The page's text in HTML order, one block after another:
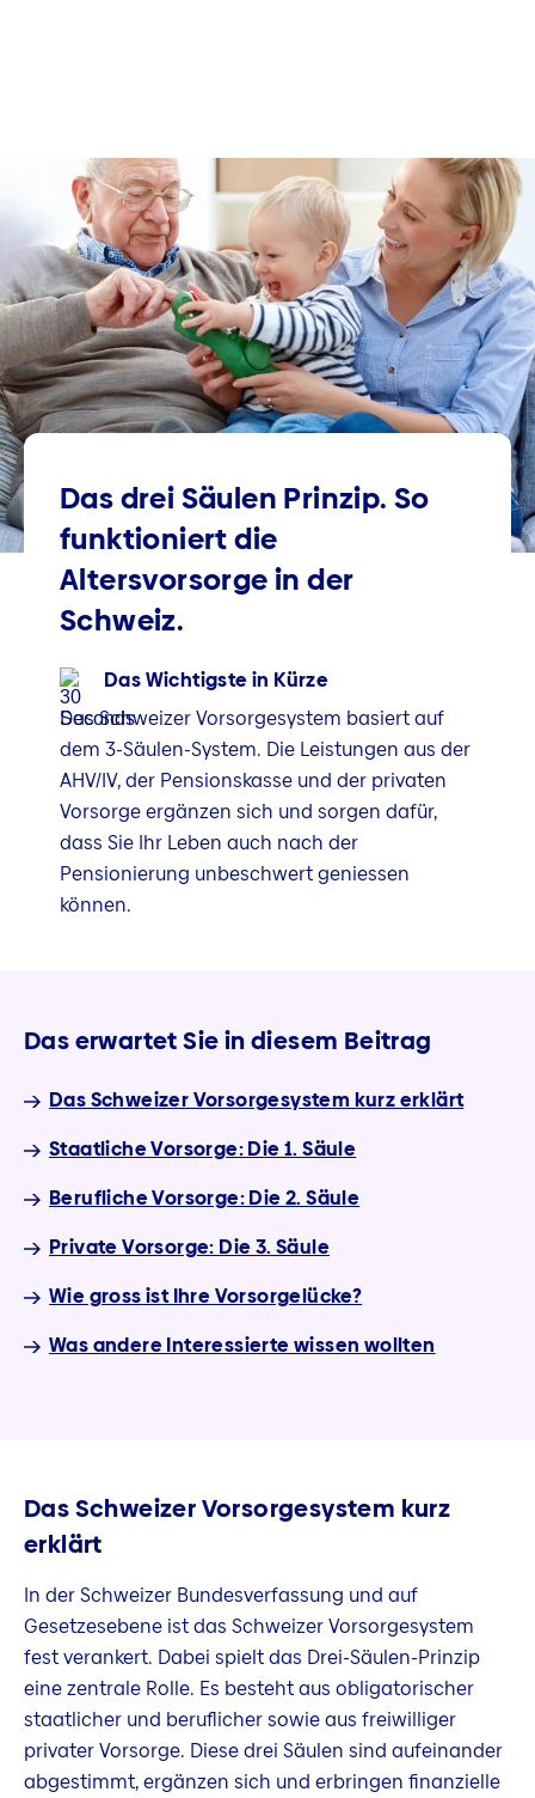
Das drei Säulen Prinzip. So
funktioniert die
Altersvorsorge in der
Schweiz.
Das Wichtigste in Kürze
Das Schweizer Vorsorgesystem basiert auf
dem 3-Säulen-System. Die Leistungen aus der
AHV/IV, der Pensionskasse und der privaten
Vorsorge ergänzen sich und sorgen dafür,
dass Sie Ihr Leben auch nach der
Pensionierung unbeschwert geniessen
können.
Das erwartet Sie in diesem Beitrag
Das Schweizer Vorsorgesystem kurz erklärt
Staatliche Vorsorge: Die 1. Säule
Berufliche Vorsorge: Die 2. Säule
Private Vorsorge: Die 3. Säule
Wie gross ist Ihre Vorsorgelücke?
Was andere Interessierte wissen wollten
Das Schweizer Vorsorgesystem kurz
erklärt
In der Schweizer Bundesverfassung und auf
Gesetzesebene ist das Schweizer Vorsorgesystem
fest verankert. Dabei spielt das Drei-Säulen-Prinzip
eine zentrale Rolle. Es besteht aus obligatorischer
staatlicher und beruflicher sowie aus freiwilliger
privater Vorsorge. Diese drei Säulen sind aufeinander
abgestimmt, ergänzen sich und erbringen finanzielle